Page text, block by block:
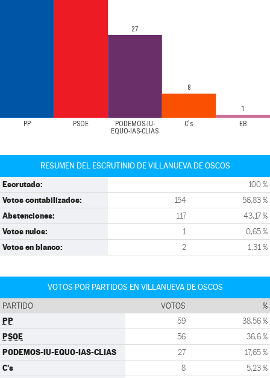
PP PSOE
PODEMOS-IU-
EQUO-IAS-CLIAS
C's EB
27
8
1
RESUMEN DEL ESCRUTINIO DE VILLANUEVA DE OSCOS
Escrutado: 100 %
Votos contabilizados: 154 56,83 %
Abstenciones: 117 43,17 %
Votos nulos: 1 0,65 %
Votos en blanco: 2 1,31 %
VOTOS POR PARTIDOS EN VILLANUEVA DE OSCOS
PARTIDO VOTOS %
PP 59 38,56 %
PSOE 56 36,6 %
PODEMOS-IU-EQUO-IAS-CLIAS 27 17,65 %
C's 8 5,23 %